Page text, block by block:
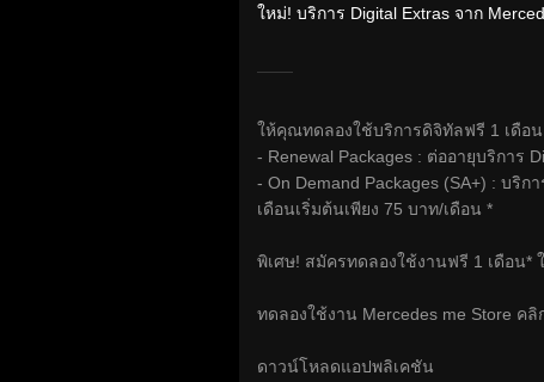
ใหม่! บริการ Digital Extras จาก
ให้คุณทดลองใช้บริการดิจิทัลฟรี 1 เดือ
- Renewal Packages : ต่ออายุบริการ
- On Demand Packages (SA+) : บริ
เดือนเริ่มต้นเพียง 75 บาท/เดือน *
พิเศษ! สมัครทดลองใช้งานฟรี 1 เดือน*
ทดลองใช้งาน Mercedes me Store คลิ
ดาวน์โหลดแอปพลิเคชัน